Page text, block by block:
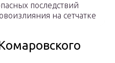
последствий
на сетчатке